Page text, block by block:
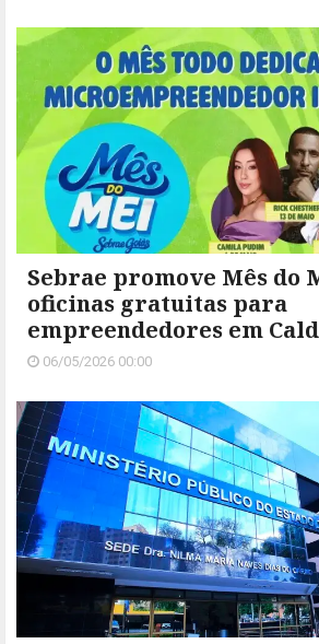
Sebrae promove Mês do
oficinas gratuitas para
empreendedores em
06/05/2026 00:00